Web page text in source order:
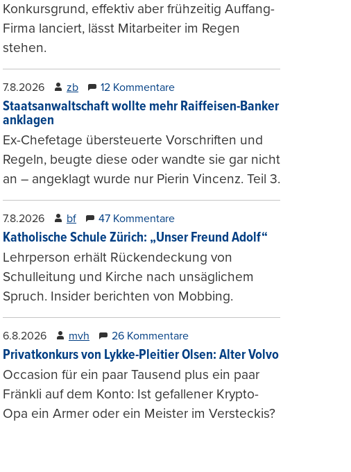
Konkursgrund, effektiv aber frühzeitig Auffang-
Firma lanciert, lässt Mitarbeiter im Regen
stehen.
7.8.2026 zb 12 Kommentare
Staatsanwaltschaft wollte mehr Raiffeisen-Banker
anklagen
Ex-Chefetage übersteuerte Vorschriften und
Regeln, beugte diese oder wandte sie gar nicht
an – angeklagt wurde nur Pierin Vincenz. Teil 3.
7.8.2026 bf 47 Kommentare
Katholische Schule Zürich: „Unser Freund Adolf“
Lehrperson erhält Rückendeckung von
Schulleitung und Kirche nach unsäglichem
Spruch. Insider berichten von Mobbing.
6.8.2026 mvh 26 Kommentare
Privatkonkurs von Lykke-Pleitier Olsen: Alter Volvo
Occasion für ein paar Tausend plus ein paar
Fränkli auf dem Konto: Ist gefallener Krypto-
Opa ein Armer oder ein Meister im Versteckis?